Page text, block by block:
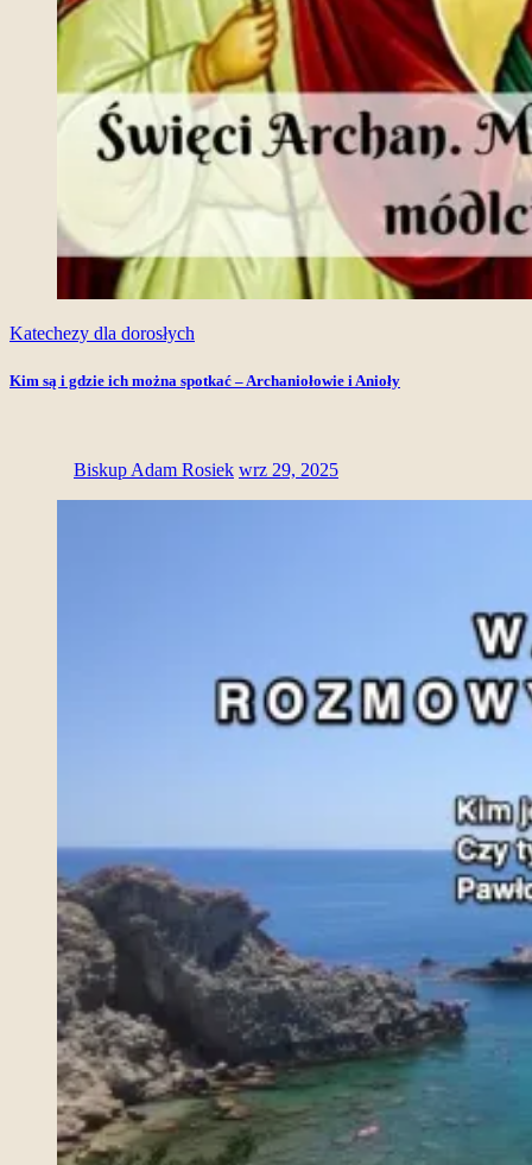
Katechezy dla dorosłych
Kim są i gdzie ich można spotkać – Archaniołowie i Anioły
Biskup Adam Rosiek wrz 29, 2025